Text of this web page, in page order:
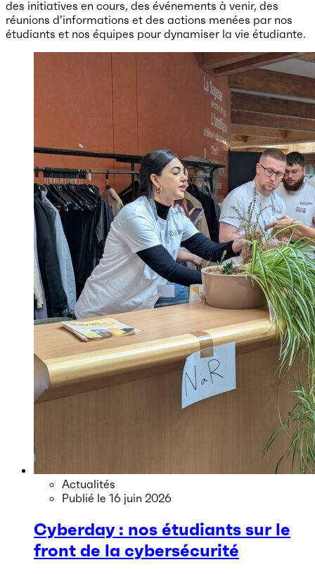
des initiatives en cours, des événements à venir, des
réunions d’informations et des actions menées par nos
étudiants et nos équipes pour dynamiser la vie étudiante.
Actualités
Publié le 16 juin 2026
Cyberday : nos étudiants sur le
front de la cybersécurité